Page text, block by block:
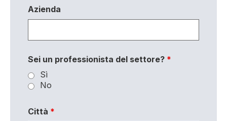
Azienda
Sei un professionista del settore? *
Sì
No
Città *